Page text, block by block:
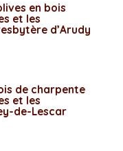
en bois
et les
d’Arudy
de charpente
et les
de-Lescar